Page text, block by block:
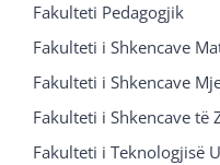
Fakulteti Pedagogjik
Fakulteti i Shkencave
Fakulteti i Shkencave
Fakulteti i Shkencave të
Fakulteti i Teknologjisë